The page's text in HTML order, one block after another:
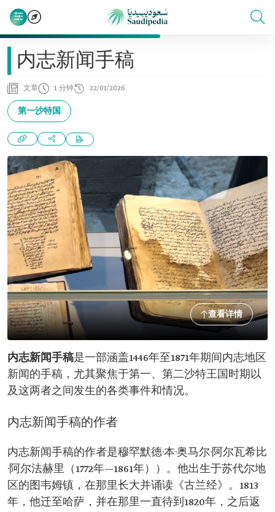
内志新闻手稿
文章 1 分钟 22/01/2026
第一沙特国
查看详情
内志新闻手稿是一部涵盖1446年至1871年期间内志地区
新闻的手稿，尤其聚焦于第一、第二沙特王国时期以
及这两者之间发生的各类事件和情况。
内志新闻手稿的作者
内志新闻手稿的作者是穆罕默德·本·奥马尔·阿尔瓦希比
·阿尔法赫里（1772年—1861年））。他出生于苏代尔地
区的图韦姆镇，在那里长大并诵读《古兰经》。1813
年，他迁至哈萨，并在那里一直待到1820年，之后返